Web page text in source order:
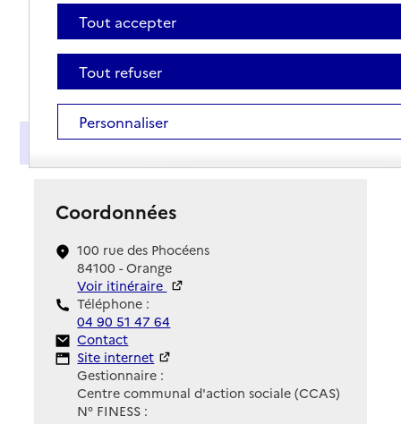
Présentation
Coordonnées
100 rue des Phocéens
84100 - Orange
Voir itinéraire
Téléphone :
04 90 51 47 64
Contact
Contact
Site Internet
Site internet
Gestionnaire :
Centre communal d'action sociale (CCAS)
N° FINESS :
Tout accepter
Tout refuser
Personnaliser